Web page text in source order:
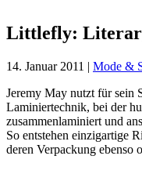
Littlefly:
14. Januar 2011 | Mode &
Jeremy May nutzt für sein
Laminiertechnik, bei der
zusammenlaminiert und
So entstehen einzigartige
deren Verpackung ebenso